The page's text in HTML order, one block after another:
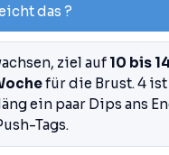
das ?
ziel auf 10 bis
für die Brust. 4 ist
ein paar Dips ans
Tags.